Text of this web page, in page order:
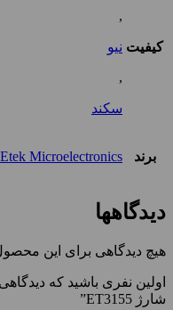
کیفیت
,
نیو
,
سکند
برند Microelectronics
دیدگاهها
هیچ دیدگاهی برای این
اولین نفری باشید که
شارژ ET3155”